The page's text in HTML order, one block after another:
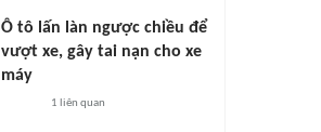
Ô tô lấn làn ngược chiều để
vượt xe, gây tai nạn cho xe
máy
1 liên quan